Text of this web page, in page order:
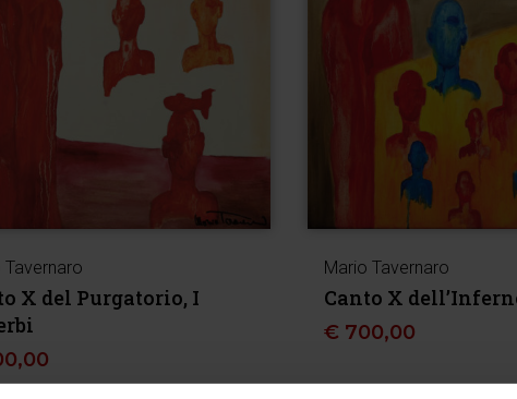
Tavernaro
X del Purgatorio, I
Mario Tavernaro
Canto X
€ 700,00